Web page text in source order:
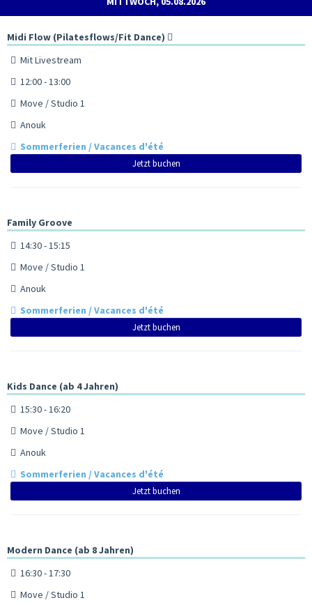
Midi Flow (Pilatesflows/Fit Dance)
Mit Livestream
12:00 - 13:00
Move / Studio 1
Anouk
Sommerferien / Vacances d'été
Jetzt buchen
Family Groove
14:30 - 15:15
Move / Studio 1
Anouk
Sommerferien / Vacances d'été
Jetzt buchen
Kids Dance (ab 4 Jahren)
15:30 - 16:20
Move / Studio 1
Anouk
Sommerferien / Vacances d'été
Jetzt buchen
Modern Dance (ab 8 Jahren)
16:30 - 17:30
Move / Studio 1